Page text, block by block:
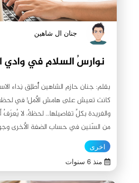
جنان ال شاهين
نوارسُ السلامِ في وادي
بقلم: جنان حازم الشاهين أُطلِق نِداء
كانت تعيش على هامش الأمل! في لحظةِ
والفريدة بكلِّ تفاصيلها… لحظةٌ، لا يُعرَفُ
من السّنين في حساب الضفة الأخرى
ماذا تفعلُ؟ وأي المُصيبتين هي أهون
على مُفترقِ طرق، مملوء باللاشعور فعند
يتوقفُ كلُّ شيءٍ… سوى دقات قلبٍ تقاومُ
اخرى
منذ 6 سنوات